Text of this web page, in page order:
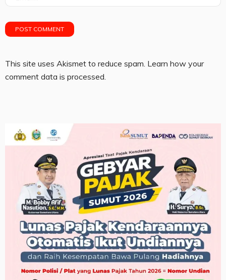
This site uses Akismet to reduce spam. Learn how your
comment data is processed.